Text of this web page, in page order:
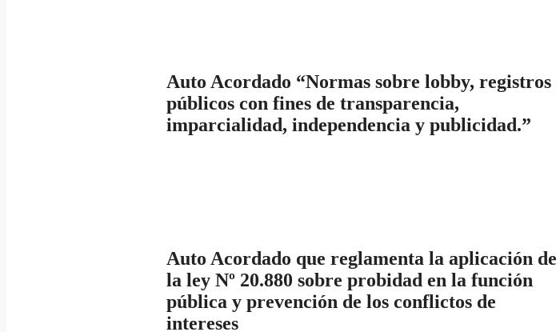
Auto Acordado “Normas sobre lobby, registros
públicos con fines de transparencia,
imparcialidad, independencia y publicidad.”
Auto Acordado que reglamenta la aplicación de
la ley Nº 20.880 sobre probidad en la función
pública y prevención de los conflictos de
intereses